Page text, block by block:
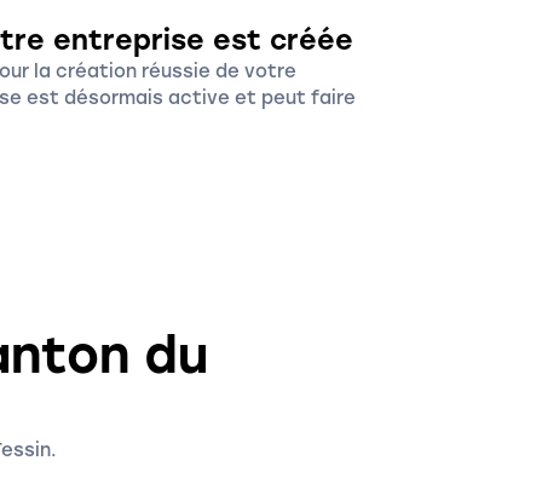
entreprise est créée
la création réussie de votre
est désormais active et peut faire
du